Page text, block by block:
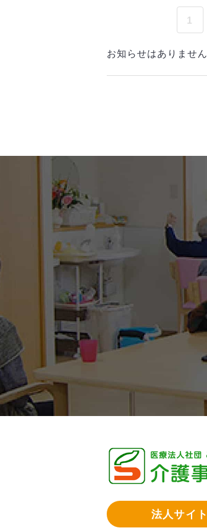
1
お知らせはありません
法人サイト